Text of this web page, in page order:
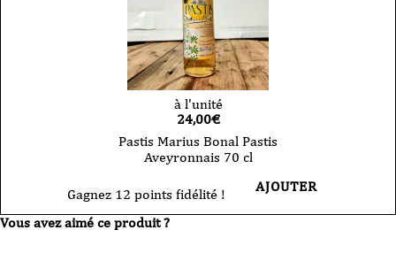
à l'unité
24,00€
Pastis Marius Bonal Pastis
Aveyronnais 70 cl
Gagnez 12 points fidélité ! AJOUTER
Vous avez aimé ce produit ?